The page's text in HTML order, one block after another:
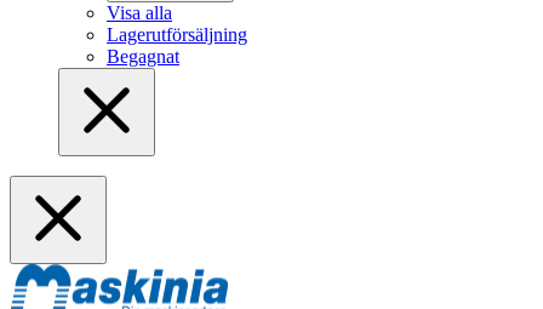
Visa alla
Lagerutförsäljning
Begagnat